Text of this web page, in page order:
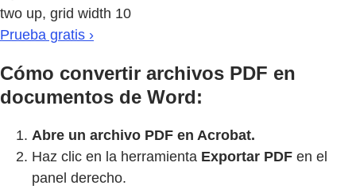
two up, grid width 10
Prueba gratis ›
Cómo convertir archivos PDF en
documentos de Word:
Abre un archivo PDF en Acrobat.
Haz clic en la herramienta Exportar PDF en el
panel derecho.